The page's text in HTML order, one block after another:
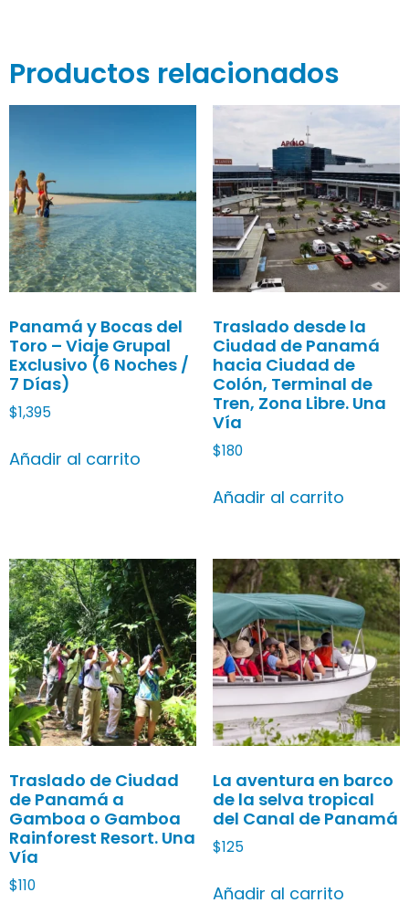
Productos relacionados
Panamá y Bocas del
Toro – Viaje Grupal
Exclusivo (6 Noches /
7 Días)
$1,395
Añadir al carrito
Traslado desde la
Ciudad de Panamá
hacia Ciudad de
Colón, Terminal de
Tren, Zona Libre. Una
Vía
$180
Añadir al carrito
Traslado de Ciudad
de Panamá a
Gamboa o Gamboa
Rainforest Resort. Una
Vía
$110
La aventura en barco
de la selva tropical
del Canal de Panamá
$125
Añadir al carrito